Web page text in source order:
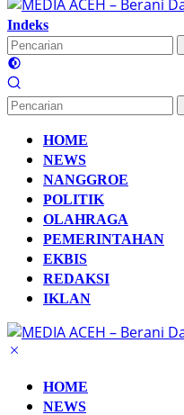
Indeks
HOME
NEWS
NANGGROE
POLITIK
OLAHRAGA
PEMERINTAHAN
EKBIS
REDAKSI
IKLAN
HOME
NEWS